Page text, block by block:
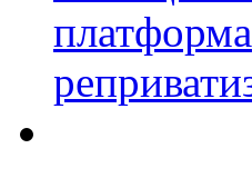
платформа